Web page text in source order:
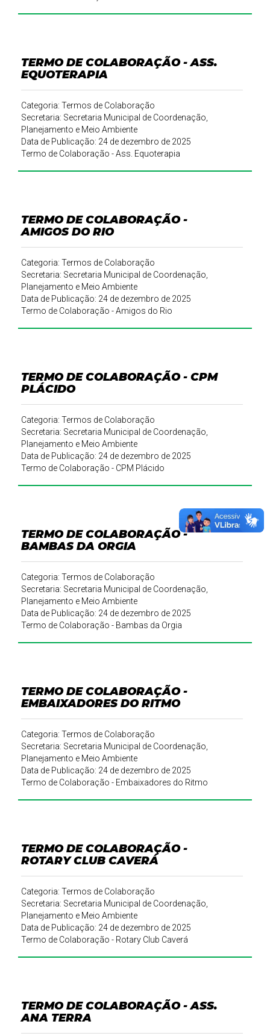
TERMO DE COLABORAÇÃO - ASS.
EQUOTERAPIA
Categoria: Termos de Colaboração
Secretaria: Secretaria Municipal de Coordenação,
Planejamento e Meio Ambiente
Data de Publicação: 24 de dezembro de 2025
Termo de Colaboração - Ass. Equoterapia
TERMO DE COLABORAÇÃO -
AMIGOS DO RIO
Categoria: Termos de Colaboração
Secretaria: Secretaria Municipal de Coordenação,
Planejamento e Meio Ambiente
Data de Publicação: 24 de dezembro de 2025
Termo de Colaboração - Amigos do Rio
TERMO DE COLABORAÇÃO - CPM
PLÁCIDO
Categoria: Termos de Colaboração
Secretaria: Secretaria Municipal de Coordenação,
Planejamento e Meio Ambiente
Data de Publicação: 24 de dezembro de 2025
Termo de Colaboração - CPM Plácido
TERMO DE COLABORAÇÃO -
BAMBAS DA ORGIA
Categoria: Termos de Colaboração
Secretaria: Secretaria Municipal de Coordenação,
Planejamento e Meio Ambiente
Data de Publicação: 24 de dezembro de 2025
Termo de Colaboração - Bambas da Orgia
TERMO DE COLABORAÇÃO -
EMBAIXADORES DO RITMO
Categoria: Termos de Colaboração
Secretaria: Secretaria Municipal de Coordenação,
Planejamento e Meio Ambiente
Data de Publicação: 24 de dezembro de 2025
Termo de Colaboração - Embaixadores do Ritmo
TERMO DE COLABORAÇÃO -
ROTARY CLUB CAVERÁ
Categoria: Termos de Colaboração
Secretaria: Secretaria Municipal de Coordenação,
Planejamento e Meio Ambiente
Data de Publicação: 24 de dezembro de 2025
Termo de Colaboração - Rotary Club Caverá
TERMO DE COLABORAÇÃO - ASS.
ANA TERRA